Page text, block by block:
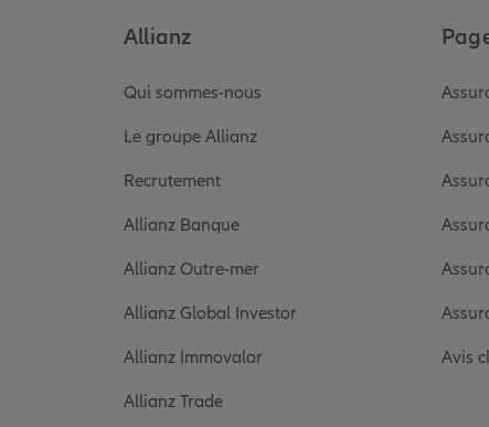
Allianz
Qui sommes-nous
Le groupe Allianz
Recrutement
Allianz Banque
Allianz Outre-mer
Allianz Global Investor
Allianz Immovalor
Allianz Trade
Avis